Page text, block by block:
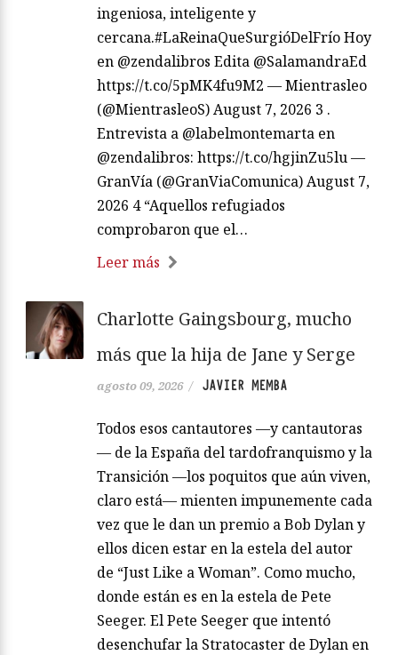
ingeniosa, inteligente y
cercana.#LaReinaQueSurgióDelFrío Hoy
en @zendalibros Edita @SalamandraEd
https://t.co/5pMK4fu9M2 — Mientrasleo
(@MientrasleoS) August 7, 2026 3 .
Entrevista a @labelmontemarta en
@zendalibros: https://t.co/hgjinZu5lu —
GranVía (@GranViaComunica) August 7,
2026 4 “Aquellos refugiados
comprobaron que el…
Leer más
Charlotte Gaingsbourg, mucho
más que la hija de Jane y Serge
agosto 09, 2026 / JAVIER MEMBA
Todos esos cantautores —y cantautoras
— de la España del tardofranquismo y la
Transición —los poquitos que aún viven,
claro está— mienten impunemente cada
vez que le dan un premio a Bob Dylan y
ellos dicen estar en la estela del autor
de “Just Like a Woman”. Como mucho,
donde están es en la estela de Pete
Seeger. El Pete Seeger que intentó
desenchufar la Stratocaster de Dylan en